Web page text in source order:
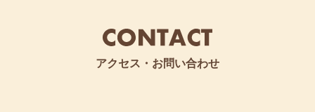
アクセス・お問い合わせ